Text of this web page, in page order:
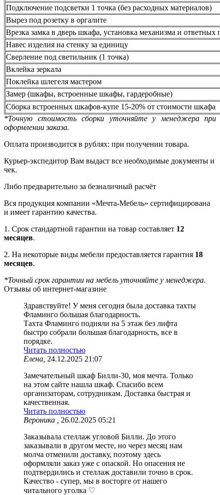
Подключение подсветки 1 точка (без расходных материалов)
Вырез под розетку в оргалите
Врезка замка в дверь шкафа, установка механизма и ответных
Навес изделия на стенку за единицу
Сверление под светильник (1 точка)
Вклейка зеркала
Поклейка шлегеля мастером
Замер (шкафы, встроенные шкафы, гардеробные)
Сборка встроенных шкафов-купе 15-20% от стоимости шкафа
*Точную стоимость сборки уточняйте у менеджера при
оформлении заказа.
Оплата производится в рублях: при получении товара.
Курьер-экспедитор Вам выдаст все необходимые документы и
чек.
Либо предварительно за безналичный расчёт
Вся продукция компании «Мечта-Мебель» сертифицирована
и имеет гарантию качества.
1. Срок стандартной гарантии на товар составляет 12
месяцев.
2. На некоторые виды мебели предоставляется гарантия 18
месяцев.
*Точный срок гарантии на мебель уточняйте у менеджера.
Отзывы об интернет-магазине
Здравствуйте! У меня сегодня была доставка тахты
Фламинго большая благодарность.
Тахта Фламинго подняли на 5 этаж без лифта
быстро собрали большая благодарность, все в
порядке.
Читать полностью
Елена, 24.12.2025 21:07
Замечательный шкаф Билли-30, моя мечта. Только
на этом сайте нашла шкаф. Спасибо всем
организаторам, сотрудникам. Доставка быстрая и
качественная.
Читать полностью
Вероника ,
26.02.2025 05:21
Заказывала стеллаж угловой Билли. До этого
заказывали в другом месте, но через месяц нам
молча отменили доставку, поэтому здесь
оформляли заказ уже с опаской. Но опасения не
подтвердились и стеллаж доставили точно в срок.
Качество - супер, мы в восторге от нашего
читального уголка ♡